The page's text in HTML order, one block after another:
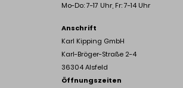
Mo-Do: 7-17 Uhr, Fr: 7-14 Uhr
Anschrift
Karl Kipping GmbH
Karl-Bröger-Straße 2-4
36304 Alsfeld
Öffnungszeiten